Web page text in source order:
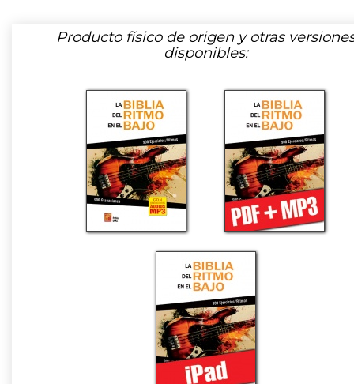
Producto físico de origen y otras
disponibles: